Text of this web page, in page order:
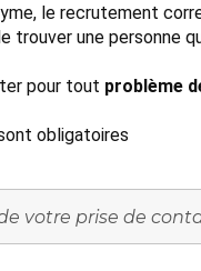
le recrutement
une personne
pour tout problème
obligatoires